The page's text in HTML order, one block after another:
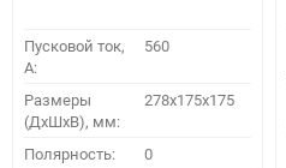
Пусковой ток,
A:
560
Размеры
(ДхШхВ), мм:
278x175x175
Полярность: 0